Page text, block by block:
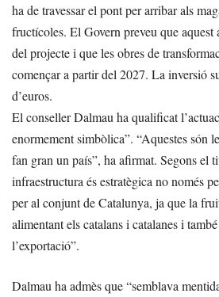
ha de travessar el pont per arribar als
fructícoles. El Govern preveu que aquest
del projecte i que les obres de
començar a partir del 2027. La inversió
d’euros.
El conseller Dalmau ha qualificat
enormement simbòlica”. “Aquestes són
fan gran un país”, ha afirmat. Segons el
infraestructura és estratègica no només
per al conjunt de Catalunya, ja que la
alimentant els catalans i catalanes i
l’exportació”.
Dalmau ha admès que “semblava